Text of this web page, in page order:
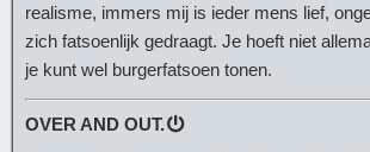
realisme, immers mij is ieder mens lief,
zich fatsoenlijk gedraagt. Je hoeft niet
je kunt wel burgerfatsoen tonen.
OVER AND OUT.